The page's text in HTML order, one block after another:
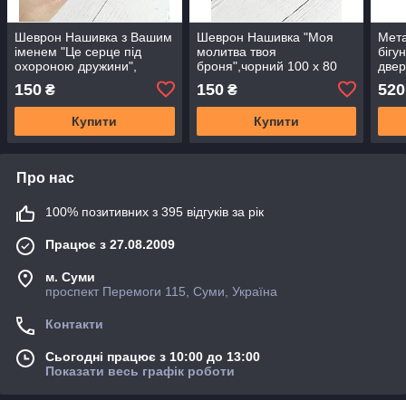
Шеврон Нашивка з Вашим
іменем "Це серце під
охороною дружини",
мм
150 ₴
Купити
Шеврон Нашивка "Моя
молитва твоя
броня",чорний 100 х 80
150₴
Купити
520
Про нас
100% позитивних з 395 відгуків за рік
Працює з 27.08.2009
м. Суми
проспект Перемоги 115, Суми, Україна
Контакти
Сьогодні працює з 10:00 до 13:00
Показати весь графік роботи